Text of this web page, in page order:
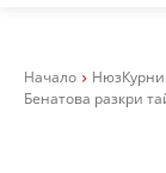
Начало
Бенатова разкри